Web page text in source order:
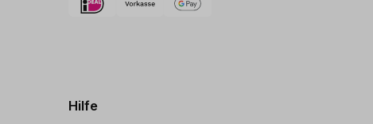
Hilfe